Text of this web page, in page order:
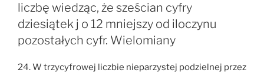
liczbę wiedząc, że sześcian cyfry
dziesiątek j o 12 mniejszy od iloczynu
pozostałych cyfr. Wielomiany
24. W trzycyfrowej liczbie nieparzystej podzielnej przez